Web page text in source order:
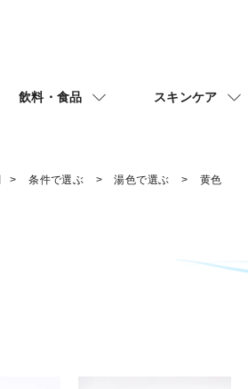
飲料・食品 スキンケア
条件で選ぶ 湯色で選ぶ 黄色